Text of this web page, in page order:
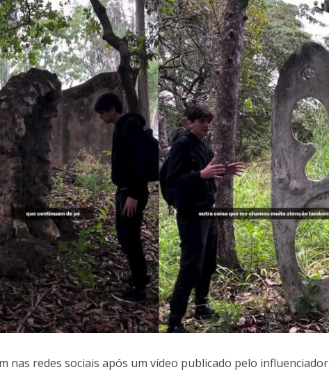
nas redes sociais após um vídeo publicado pelo influenciador